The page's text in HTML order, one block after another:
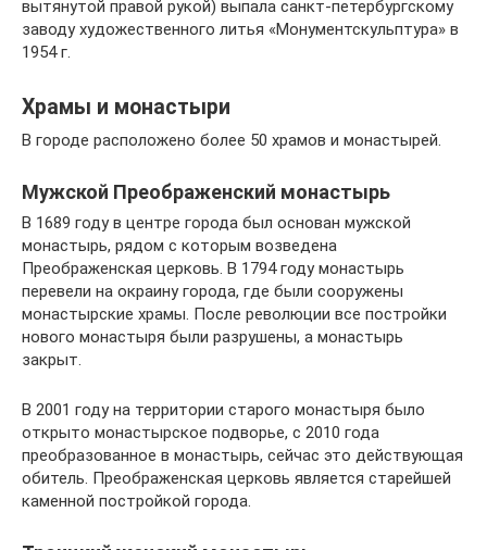
вытянутой правой рукой) выпала санкт-петербургскому
заводу художественного литья «Монументскульптура» в
1954 г.
Храмы и монастыри
В городе расположено более 50 храмов и монастырей.
Мужской Преображенский монастырь
В 1689 году в центре города был основан мужской
монастырь, рядом с которым возведена
Преображенская церковь. В 1794 году монастырь
перевели на окраину города, где были сооружены
монастырские храмы. После революции все постройки
нового монастыря были разрушены, а монастырь
закрыт.
В 2001 году на территории старого монастыря было
открыто монастырское подворье, с 2010 года
преобразованное в монастырь, сейчас это действующая
обитель. Преображенская церковь является старейшей
каменной постройкой города.